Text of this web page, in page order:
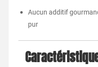
Aucun additif
pur